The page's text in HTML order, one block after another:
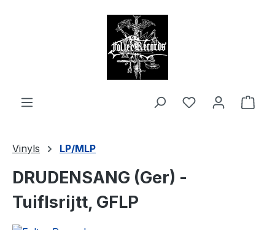
Vinyls LP/MLP
DRUDENSANG (Ger) -
Tuiflsrijtt, GFLP